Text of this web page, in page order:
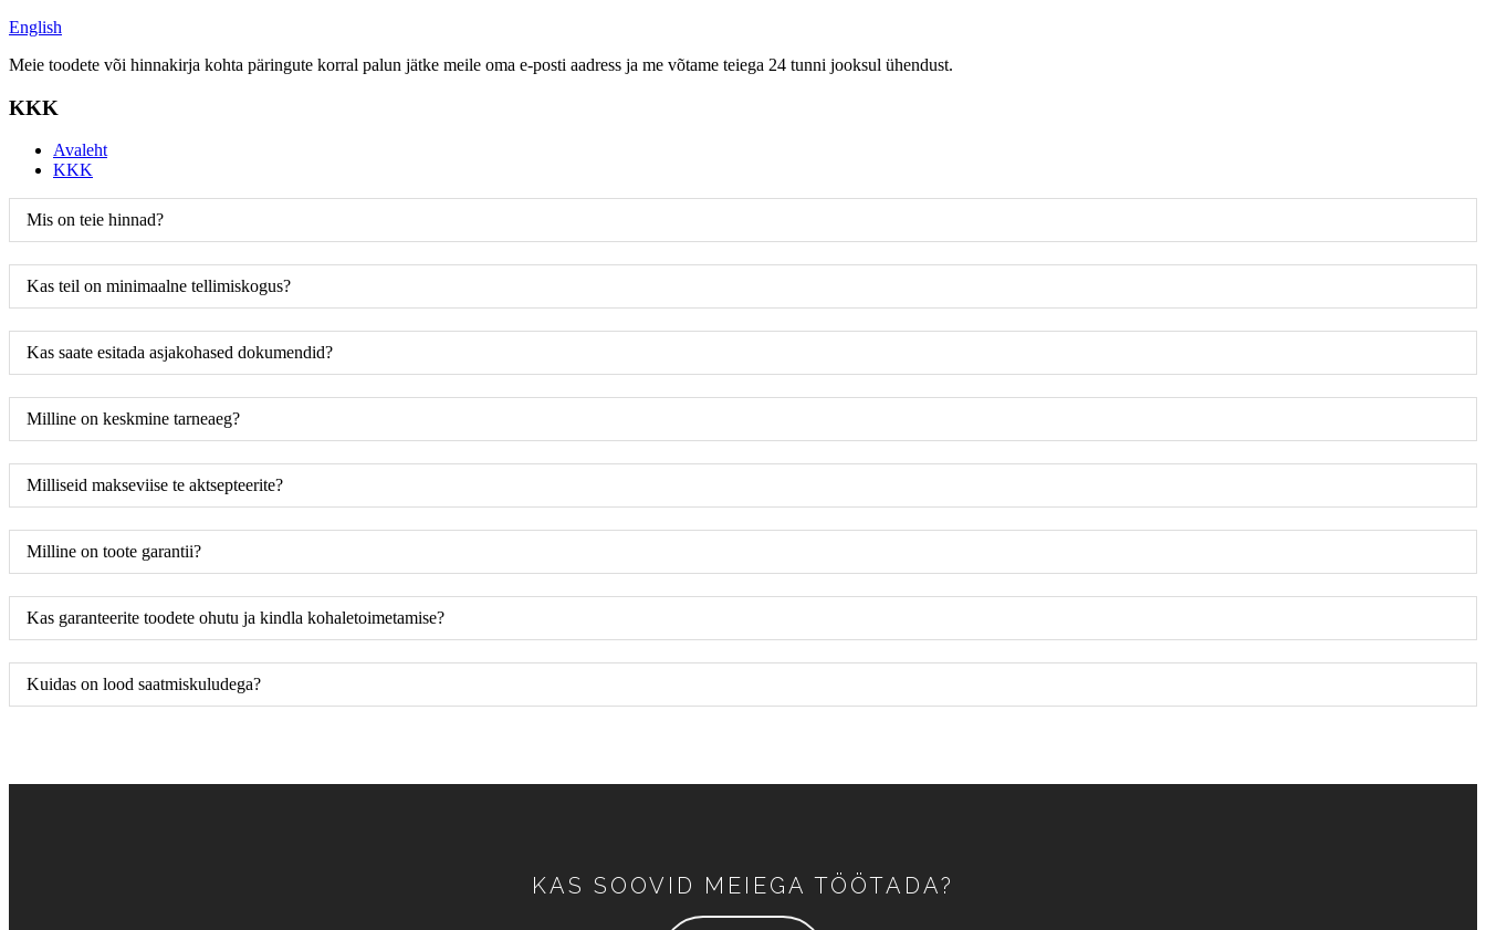
English
Meie toodete või hinnakirja kohta päringute korral palun jätke meile oma e-posti aadress ja me võtame teiega 24 tunni jooksul ühendust.
KKK
Avaleht
KKK
Mis on teie hinnad?
Kas teil on minimaalne tellimiskogus?
Kas saate esitada asjakohased dokumendid?
Milline on keskmine tarneaeg?
Milliseid makseviise te aktsepteerite?
Milline on toote garantii?
Kas garanteerite toodete ohutu ja kindla kohaletoimetamise?
Kuidas on lood saatmiskuludega?
KAS SOOVID MEIEGA TÖÖTADA?